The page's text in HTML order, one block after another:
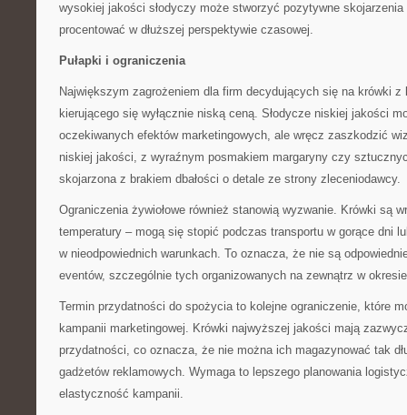
wysokiej jakości słodyczy może stworzyć pozytywne
procentować w dłuższej perspektywie czasowej.
Pułapki i ograniczenia
Największym zagrożeniem dla firm decydujących się na krówki z
kierującego się wyłącznie niską ceną. Słodycze niskiej jakości
oczekiwanych efektów marketingowych, ale wręcz zaszkodzić
niskiej jakości, z wyraźnym posmakiem margaryny czy
skojarzona z brakiem dbałości o detale ze strony zleceniodawcy.
Ograniczenia żywiołowe również stanowią wyzwanie. Krówki są
temperatury – mogą się stopić podczas transportu w gorące dni
w nieodpowiednich warunkach. To oznacza, że nie są
eventów, szczególnie tych organizowanych na zewnątrz w
Termin przydatności do spożycia to kolejne ograniczenie, które
kampanii marketingowej. Krówki najwyższej jakości mają
przydatności, co oznacza, że nie można ich magazynować tak
gadżetów reklamowych. Wymaga to lepszego planowania
elastyczność kampanii.